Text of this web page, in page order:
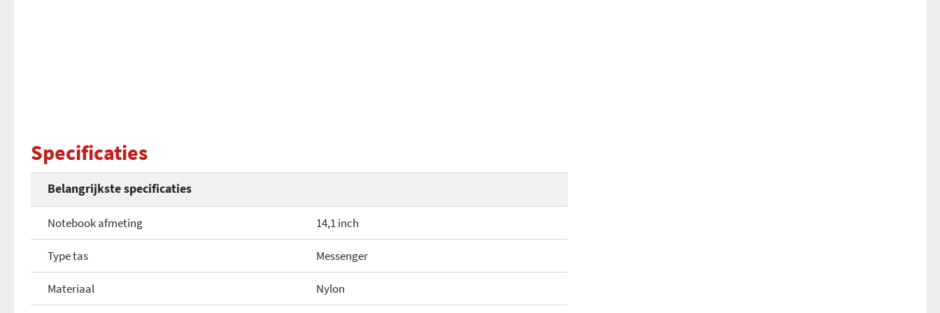
Specificaties
Belangrijkste specificaties
Notebook afmeting 14,1 inch
Type tas Messenger
Materiaal Nylon